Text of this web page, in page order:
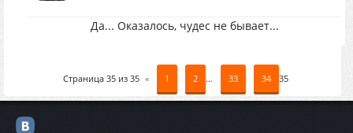
Да... Оказалось, чудес не бывает...
Страница 35из 35 « 1 2 … 33 34 35